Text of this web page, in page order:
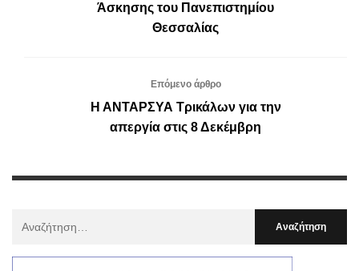
Άσκησης του Πανεπιστημίου
Θεσσαλίας
Επόμενο άρθρο
Η ΑΝΤΑΡΣΥΑ Τρικάλων για την
απεργία στις 8 Δεκέμβρη
: